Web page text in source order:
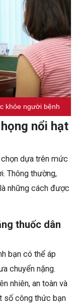
khỏe người bệnh
nổi hạt
dựa trên mức
Thông thường,
những cách được
thuốc dân
bạn có thể áp
chuyển nặng.
nhiên, an toàn và
số công thức bạn